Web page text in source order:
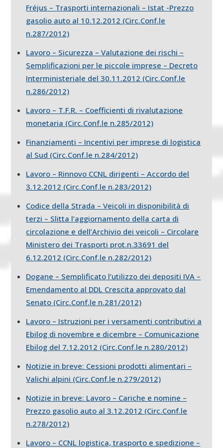
Fréjus – Trasporti internazionali – Istat -Prezzo
gasolio auto al 10.12.2012 (Circ.Conf.le
n.287/2012)
Lavoro – Sicurezza – Valutazione dei rischi –
Semplificazioni per le piccole imprese – Decreto
Interministeriale del 30.11.2012 (Circ.Conf.le
n.286/2012)
Lavoro – T.F.R. – Coefficienti di rivalutazione
monetaria (Circ.Conf.le n.285/2012)
Finanziamenti – Incentivi per imprese di logistica
al Sud (Circ.Conf.le n.284/2012)
Lavoro – Rinnovo CCNL dirigenti – Accordo del
3.12.2012 (Circ.Conf.le n.283/2012)
Codice della Strada – Veicoli in disponibilità di
terzi – Slitta l’aggiornamento della carta di
circolazione e dell’Archivio dei veicoli – Circolare
Ministero dei Trasporti prot.n.33691 del
6.12.2012 (Circ.Conf.le n.282/2012)
Dogane – Semplificato l’utilizzo dei depositi IVA –
Emendamento al DDL Crescita approvato dal
Senato (Circ.Conf.le n.281/2012)
Lavoro – Istruzioni per i versamenti contributivi a
Ebilog di novembre e dicembre – Comunicazione
Ebilog del 7.12.2012 (Circ.Conf.le n.280/2012)
Notizie in breve: Cessioni prodotti alimentari –
Valichi alpini (Circ.Conf.le n.279/2012)
Notizie in breve: Lavoro – Cariche e nomine –
Prezzo gasolio auto al 3.12.2012 (Circ.Conf.le
n.278/2012)
Lavoro – CCNL logistica, trasporto e spedizione –